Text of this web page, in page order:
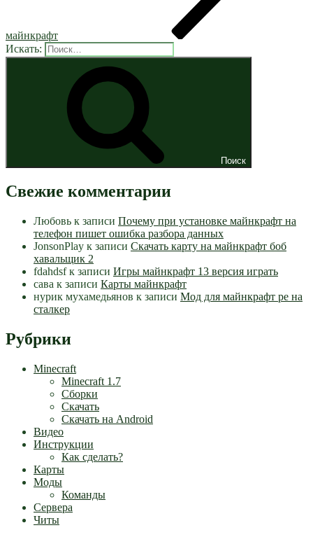
майнкрафт
Искать:
Поиск
Свежие комментарии
Любовь к записи Почему при установке майнкрафт на
телефон пишет ошибка разбора данных
JonsonPlay к записи Скачать карту на майнкрафт боб
хавальщик 2
fdahdsfк записи Игры майнкрафт 13 версия играть
сава к записи Карты майнкрафт
нурик мухамедьянов к записи Мод для майнкрафт pe на
сталкер
Рубрики
Minecraft
Minecraft 1.7
Сборки
Скачать
Скачать на Android
Видео
Инструкции
Как сделать?
Карты
Моды
Команды
Сервера
Читы